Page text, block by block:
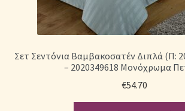
Σετ Σεντόνια Βαμβακοσατέν Διπλά (Π:
– 2020349618 Μονόχρωμα
€54.70